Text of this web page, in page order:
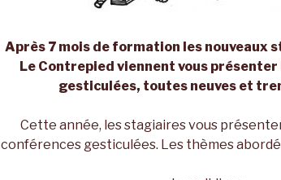
Après 7 mois de formation les nouveaux
Le Contrepied viennent vous
gesticulées, toutes neuves et
Cette année, les stagiaires vous
conférences gesticulées. Les thèmes